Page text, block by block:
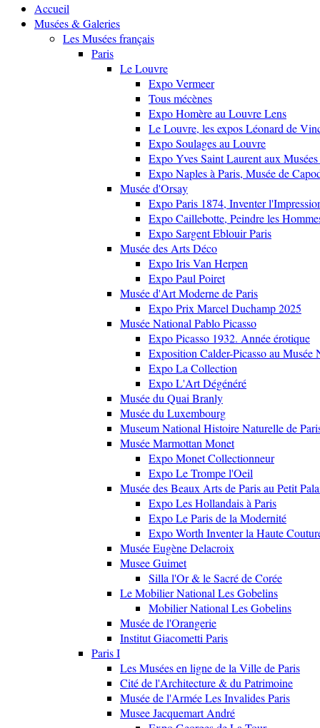
Accueil
Musées & Galeries
Les Musées français
Paris
Le Louvre
Expo Vermeer
Tous mécènes
Expo Homère au Louvre Lens
Le Louvre, les expos Léonard de
Expo Soulages au Louvre
Expo Yves Saint Laurent aux
Expo Naples à Paris, Musée de
Musée d'Orsay
Expo Paris 1874, Inventer
Expo Caillebotte, Peindre les
Expo Sargent Eblouir Paris
Musée des Arts Déco
Expo Iris Van Herpen
Expo Paul Poiret
Musée d'Art Moderne de Paris
Expo Prix Marcel Duchamp 2025
Musée National Pablo Picasso
Expo Picasso 1932. Année érotique
Exposition Calder-Picasso au Musée
Expo La Collection
Expo L'Art Dégénéré
Musée du Quai Branly
Musée du Luxembourg
Museum National Histoire Naturelle de
Musée Marmottan Monet
Expo Monet Collectionneur
Expo Le Trompe l'Oeil
Musée des Beaux Arts de Paris au Petit
Expo Les Hollandais à Paris
Expo Le Paris de la Modernité
Expo Worth Inventer la Haute
Musée Eugène Delacroix
Musee Guimet
Silla l'Or & le Sacré de Corée
Le Mobilier National Les Gobelins
Mobilier National Les Gobelins
Musée de l'Orangerie
Institut Giacometti Paris
Paris I
Les Musées en ligne de la Ville de Paris
Cité de l'Architecture & du Patrimoine
Musée de l'Armée Les Invalides Paris
Musee Jacquemart André